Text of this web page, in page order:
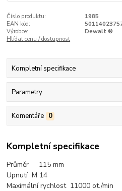
Číslo produktu:
1985
EAN kód:
Výrobce:
Dewalt ®
Hlídat cenu / dostupnost
Kompletní specifikace
Parametry
Komentáře 0
Kompletní specifikace
Průměr 115 mm
Upnutí M 14
Maximální rychlost 11000 ot./min